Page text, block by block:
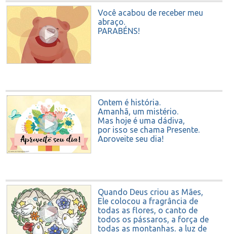
Você acabou de receber meu
abraço.
PARABÉNS!
Ontem é história.
Amanhã, um mistério.
Mas hoje é uma dádiva,
por isso se chama Presente.
Aproveite seu dia!
Quando Deus criou as Mães,
Ele colocou a fragrância de
todas as flores, o canto de
todos os pássaros, a força de
todas as montanhas, a luz de